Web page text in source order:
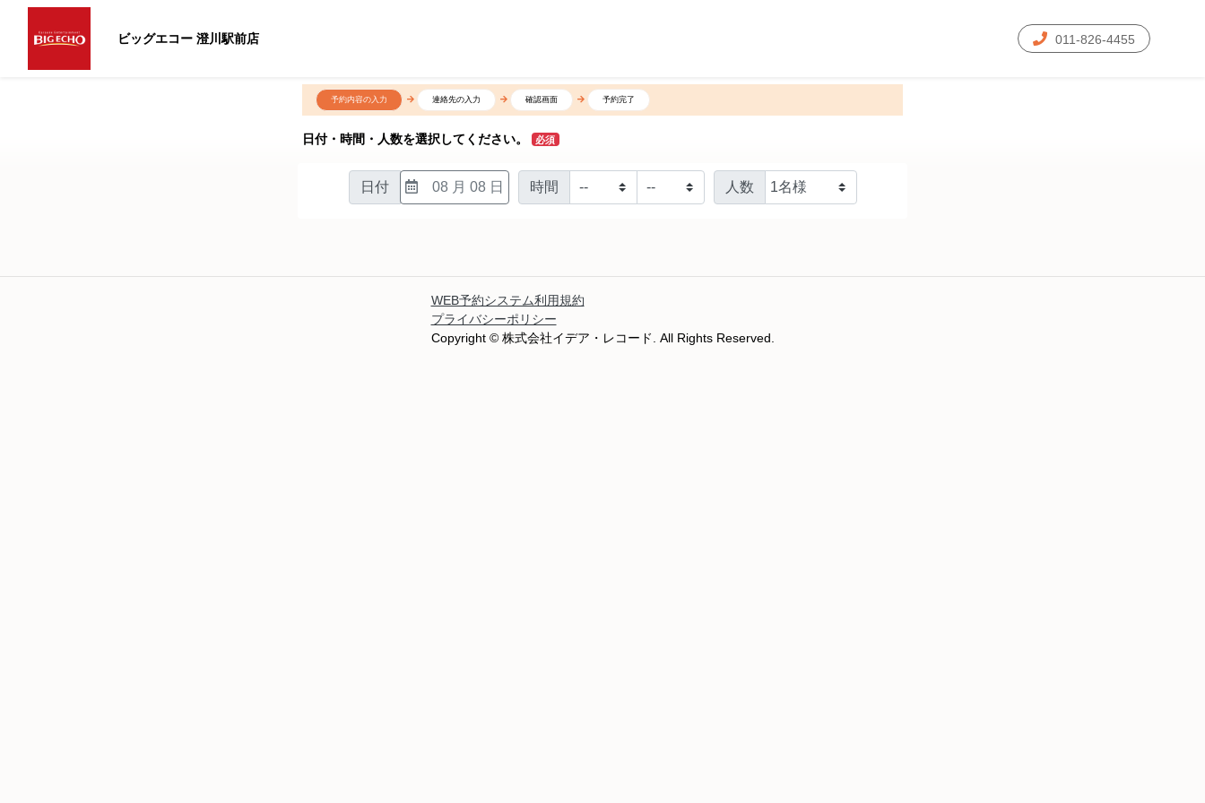
ビッグエコー 澄川駅前店 011-826-4455
予約内容の入力 連絡先の入力 確認画面 予約完了
日付・時間・人数を選択してください。 必須
日付 08 月 08 日 時間 人数
WEB予約システム利用規約
プライバシーポリシー
Copyright © 株式会社イデア・レコード. All Rights Reserved.